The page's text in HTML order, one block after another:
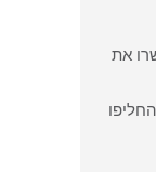
את